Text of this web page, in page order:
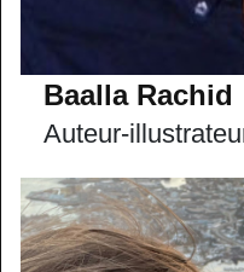
Baalla Rachid
Auteur-